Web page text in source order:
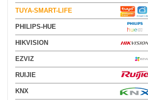
TUYA-SMART-LIFE
PHILIPS-HUE
HIKVISION
EZVIZ
RUIJIE
KNX